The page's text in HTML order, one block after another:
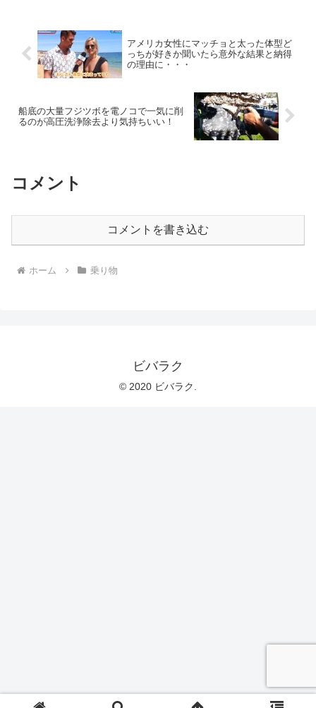
アメリカ女性にマッチョと太った体型ど
っちが好きか聞いたら意外な結果と納得
の理由に・・・
船底の大量フジツボを電ノコで一気に削
るのが高圧洗浄除去より気持ちいい！
コメント
コメントを書き込む
ホーム 乗り物
ビバラク
© 2020 ビバラク.